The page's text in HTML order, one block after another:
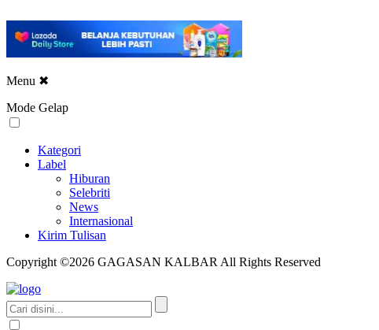
Menu ✖
Mode Gelap
Kategori
Label
Hiburan
Selebriti
News
Internasional
Kirim Tulisan
Copyright ©2026 GAGASAN KALBAR All Rights Reserved